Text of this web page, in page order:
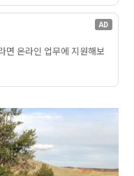
AD
면 온라인 업무에 지원해보